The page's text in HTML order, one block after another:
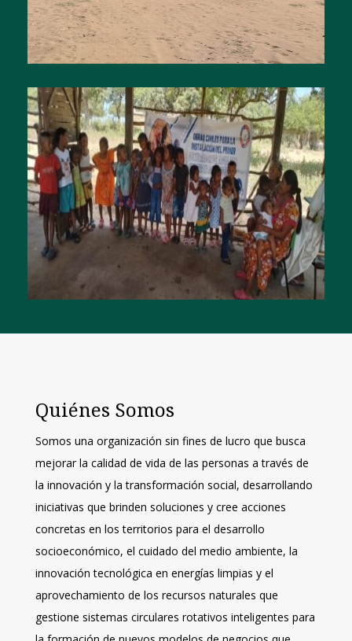
Quiénes Somos
Somos una organización sin fines de lucro que busca
mejorar la calidad de vida de las personas a través de
la innovación y la transformación social, desarrollando
iniciativas que brinden soluciones y cree acciones
concretas en los territorios para el desarrollo
socioeconómico, el cuidado del medio ambiente, la
innovación tecnológica en energías limpias y el
aprovechamiento de los recursos naturales que
gestione sistemas circulares rotativos inteligentes para